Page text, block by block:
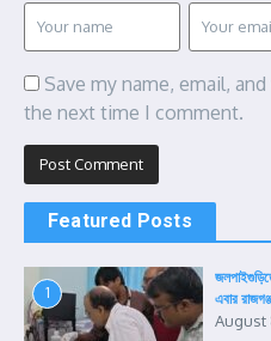
Save my name, email,
the next time I comment.
Featured Posts
1
এবার
August